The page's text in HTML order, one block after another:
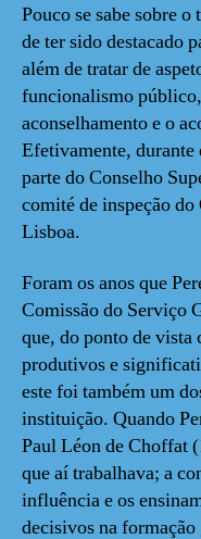
Pouco se sabe sobre
de ter sido destacado
além de tratar de
funcionalismo
aconselhamento e o
Efetivamente, durante
parte do Conselho
comité de inspeção
Lisboa.
Foram os anos que
Comissão do Serviço
que, do ponto de
produtivos e
este foi também um
instituição. Quando
Paul Léon de Choffat
que aí trabalhava; a
influência e os
decisivos na formação